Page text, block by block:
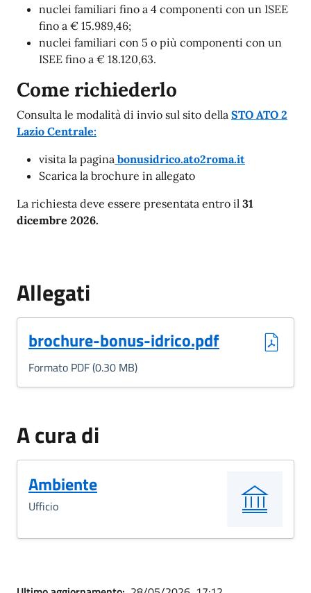
nuclei familiari fino a 4 componenti con un ISEE
fino a € 15.989,46;
nuclei familiari con 5 o più componenti con un
ISEE fino a € 18.120,63.
Come richiederlo
Consulta le modalità di invio sul sito della STO ATO 2
Lazio Centrale:
visita la pagina bonusidrico.ato2roma.it
Scarica la brochure in allegato
La richiesta deve essere presentata entro il 31
dicembre 2026.
Allegati
brochure-bonus-idrico.pdf
(Formato PDF, 0.30 MB)
Formato PDF (0.30 MB)
A cura di
Ambiente
Ufficio